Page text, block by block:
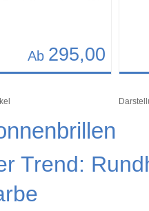
Ab 295,00
9712 Art.-
Trend: